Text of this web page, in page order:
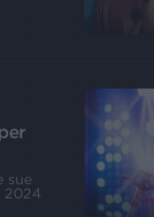
sue
2024